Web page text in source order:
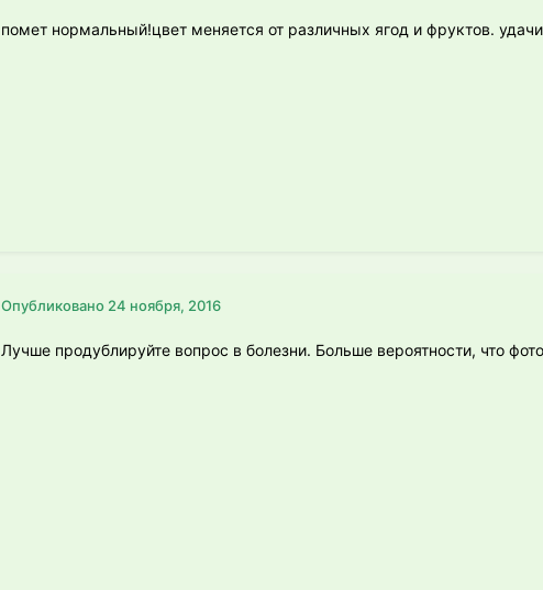
помет нормальный!цвет меняется от различных ягод и фруктов.
Опубликовано 24 ноября, 2016
Лучше продублируйте вопрос в болезни. Больше вероятности, что